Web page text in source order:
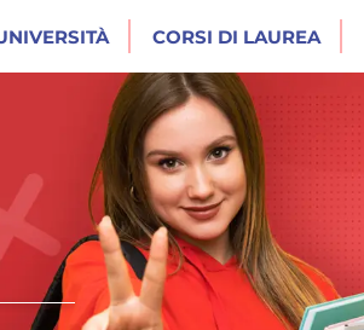
CORSI DI LAUREA